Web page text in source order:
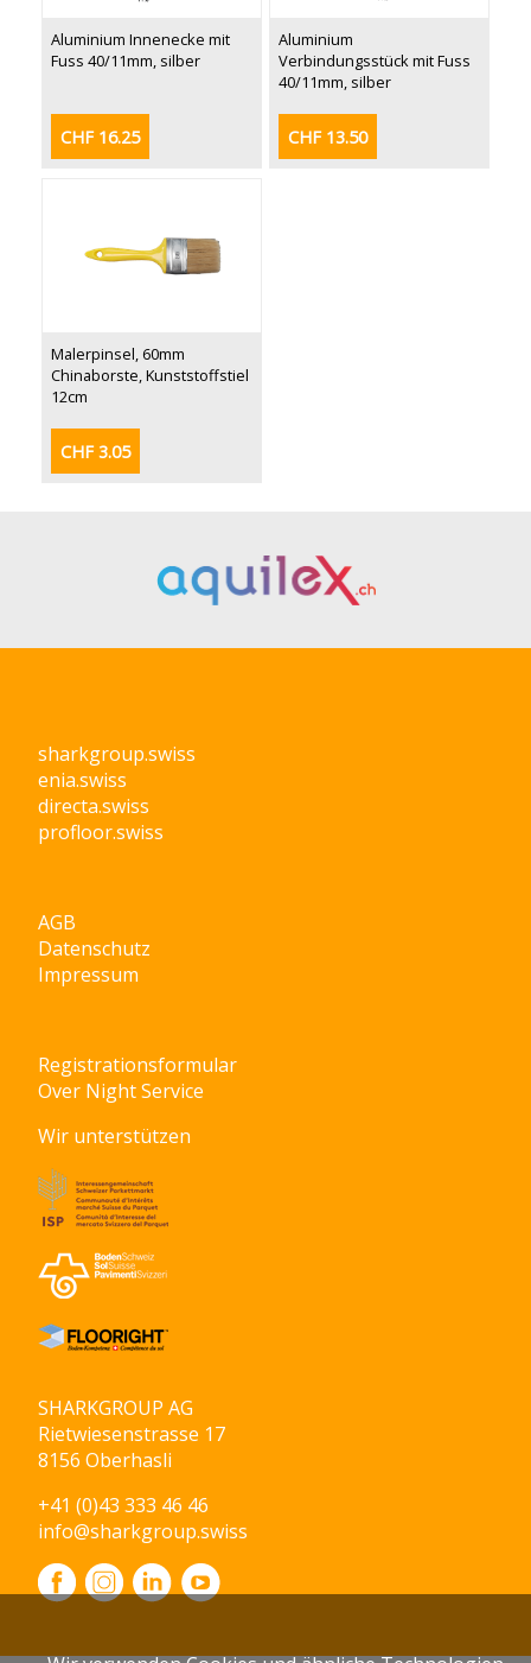
Aluminium Innenecke mit
Fuss 40/11mm, silber
CHF 16.25
Aluminium
Verbindungsstück mit Fuss
40/11mm, silber
CHF 13.50
Malerpinsel, 60mm
Chinaborste, Kunststoffstiel
12cm
CHF 3.05
sharkgroup.swiss
enia.swiss
directa.swiss
profloor.swiss
AGB
Datenschutz
Impressum
Registrationsformular
Over Night Service
Wir unterstützen
SHARKGROUP AG
Rietwiesenstrasse 17
8156 Oberhasli
+41 (0)43 333 46 46
info@sharkgroup.swiss